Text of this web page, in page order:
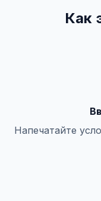
Как
Напечатайте